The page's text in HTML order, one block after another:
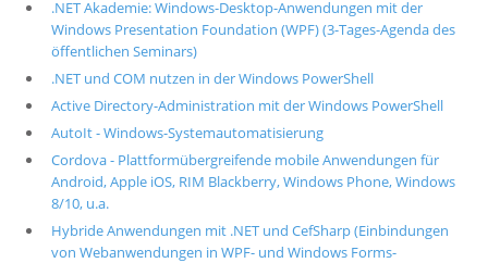
.NET Akademie: Windows-Desktop-Anwendungen mit der
Windows Presentation Foundation (WPF) (3-Tages-Agenda des
öffentlichen Seminars)
.NET und COM nutzen in der Windows PowerShell
Active Directory-Administration mit der Windows PowerShell
AutoIt - Windows-Systemautomatisierung
Cordova - Plattformübergreifende mobile Anwendungen für
Android, Apple iOS, RIM Blackberry, Windows Phone, Windows
8/10, u.a.
Hybride Anwendungen mit .NET und CefSharp (Einbindungen
von Webanwendungen in WPF- und Windows Forms-